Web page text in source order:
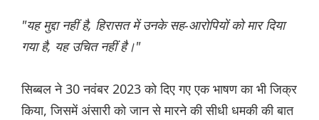
"यह मुद्दा नहीं है, हिरासत में उनके सह-आरोपियों को मार दिया
गया है, यह उचित नहीं है।"
सिब्बल ने 30 नवंबर 2023 को दिए गए एक भाषण का भी जिक्र
किया, जिसमें अंसारी को जान से मारने की सीधी धमकी की बात